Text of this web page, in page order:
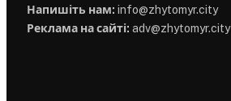
Напишіть нам: info@zhytomyr.city
Реклама на сайті: adv@zhytomyr.city